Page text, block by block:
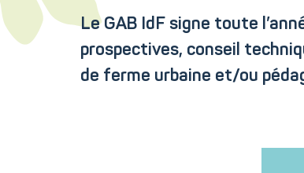
Le GAB IdF signe toute
prospectives, conseil
de ferme urbaine et/ou